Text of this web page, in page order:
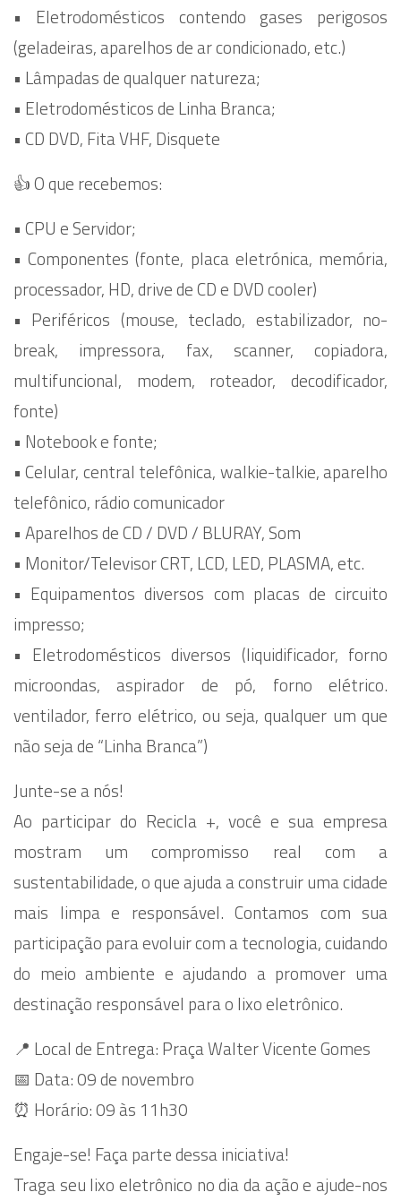
•⁠ ⁠Eletrodomésticos contendo gases perigosos
(geladeiras, aparelhos de ar condicionado, etc.)
•⁠ ⁠Lâmpadas de qualquer natureza;
•⁠ ⁠Eletrodomésticos de Linha Branca;
•⁠ ⁠CD DVD, Fita VHF, Disquete
👍 O que recebemos:
•⁠ ⁠CPU e Servidor;
•⁠ ⁠Componentes (fonte, placa eletrónica, memória,
processador, HD, drive de CD e DVD cooler)
•⁠ ⁠Periféricos (mouse, teclado, estabilizador, no-
break, impressora, fax, scanner, copiadora,
multifuncional, modem, roteador, decodificador,
fonte)
•⁠ ⁠Notebook e fonte;
•⁠ ⁠Celular, central telefônica, walkie-talkie, aparelho
telefônico, rádio comunicador
•⁠ ⁠Aparelhos de CD / DVD / BLURAY, Som
•⁠ ⁠Monitor/Televisor CRT, LCD, LED, PLASMA, etc.
•⁠ ⁠Equipamentos diversos com placas de circuito
impresso;
•⁠ Eletrodomésticos diversos (liquidificador, forno
microondas, aspirador de pó, forno elétrico.
ventilador, ferro elétrico, ou seja, qualquer um que
não seja de “Linha Branca”)
Junte-se a nós!
Ao participar do Recicla +, você e sua empresa
mostram um compromisso real com a
sustentabilidade, o que ajuda a construir uma cidade
mais limpa e responsável. Contamos com sua
participação para evoluir com a tecnologia, cuidando
do meio ambiente e ajudando a promover uma
destinação responsável para o lixo eletrônico.
📍 Local de Entrega: Praça Walter Vicente Gomes
📅 Data: 09 de novembro
⏰ Horário: 09 às 11h30
Engaje-se! Faça parte dessa iniciativa!
Traga seu lixo eletrônico no dia da ação e ajude-nos